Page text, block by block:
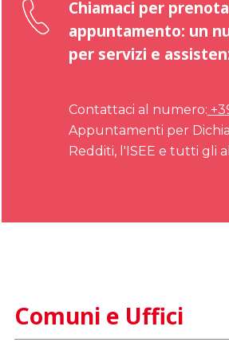
Chiamaci per
appuntamento: un
per servizi e
Contattaci al numero:
Appuntamenti per
Redditi, l'ISEE e tutti gli
Comuni e Uffici